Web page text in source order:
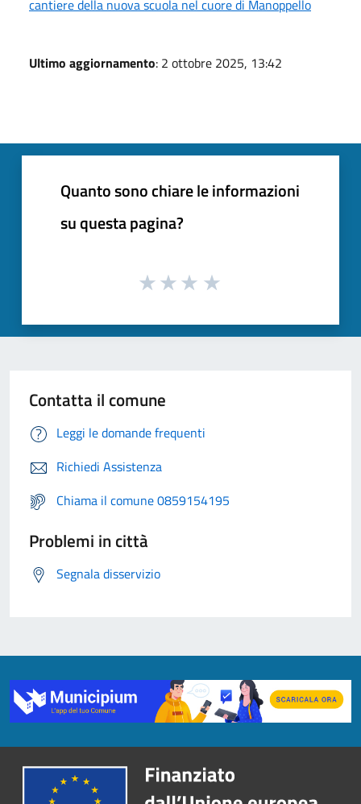
cantiere della nuova scuola nel cuore di Manoppello
Ultimo aggiornamento: 2 ottobre 2025, 13:42
Quanto sono chiare le informazioni
su questa pagina?
Contatta il comune
Leggi le domande frequenti
Richiedi Assistenza
Chiama il comune 0859154195
Problemi in città
Segnala disservizio